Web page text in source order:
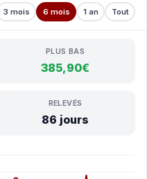
3 mois 6 mois 1 an Tout
PLUS BAS
385,90€
RELEVÉS
86 jours